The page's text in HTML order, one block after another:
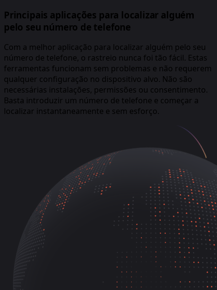
Principais aplicações para localizar alguém
pelo seu número de telefone
Com a melhor aplicação para localizar alguém pelo seu
número de telefone, o rastreio nunca foi tão fácil. Estas
ferramentas funcionam sem problemas e não requerem
qualquer configuração no dispositivo alvo. Não são
necessárias instalações, permissões ou consentimento.
Basta introduzir um número de telefone e começar a
localizar instantaneamente e sem esforço.